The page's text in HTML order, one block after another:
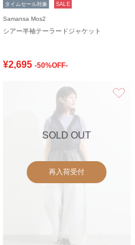
タイムセール対象 SALE
Samansa Mos2
シアー半袖テーラードジャケット
¥2,695 -50%OFF-
SOLD OUT
再入荷受付